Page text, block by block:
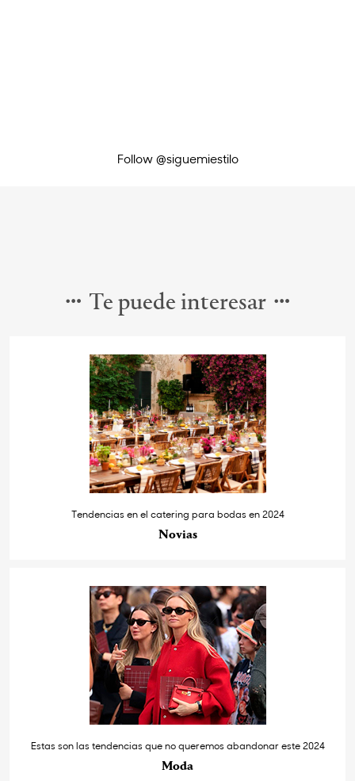
Follow @siguemiestilo
Te puede interesar
Tendencias en el catering para bodas en 2024
Novias
Estas son las tendencias que no queremos abandonar este 2024
Moda